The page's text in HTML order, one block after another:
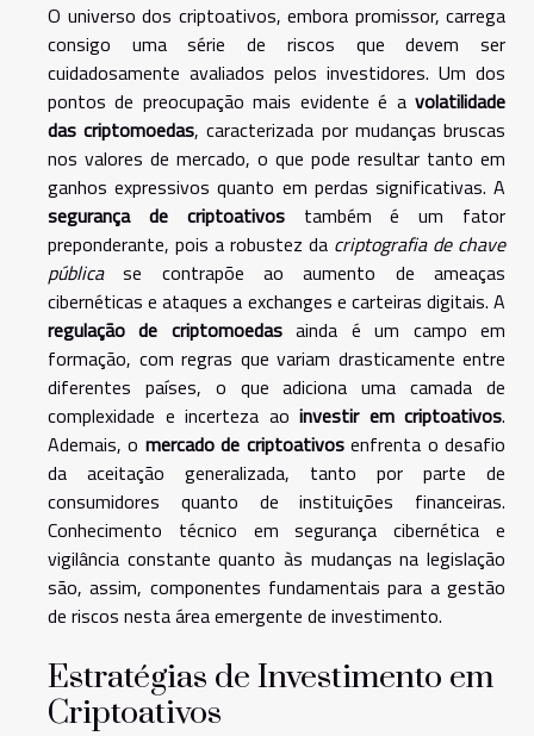
O universo dos criptoativos, embora promissor, carrega
consigo uma série de riscos que devem ser
cuidadosamente avaliados pelos investidores. Um dos
pontos de preocupação mais evidente é a volatilidade
das criptomoedas, caracterizada por mudanças bruscas
nos valores de mercado, o que pode resultar tanto em
ganhos expressivos quanto em perdas significativas. A
segurança de criptoativostambém é um fator
preponderante, pois a robustez da criptografia de chave
públicase contrapõe ao aumento de ameaças
cibernéticas e ataques a exchanges e carteiras digitais. A
regulação de criptomoedasainda é um campo em
formação, com regras que variam drasticamente entre
diferentes países, o que adiciona uma camada de
complexidade e incerteza ao investir em criptoativos.
Ademais, o mercado de criptoativosenfrenta o desafio
da aceitação generalizada, tanto por parte de
consumidores quanto de instituições financeiras.
Conhecimento técnico em segurança cibernética e
vigilância constante quanto às mudanças na legislação
são, assim, componentes fundamentais para a gestão
de riscos nesta área emergente de investimento.
Estratégias de Investimento em
Criptoativos